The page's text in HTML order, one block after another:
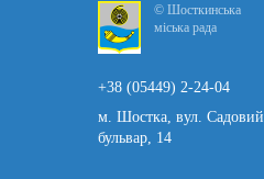
© Шосткинська
міська рада
+38 (05449) 2-24-04
м. Шостка, вул. Садовий
бульвар, 14